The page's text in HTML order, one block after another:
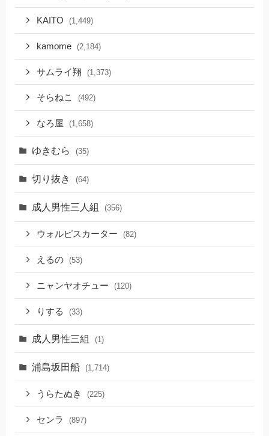
KAITO (1,449)
kamome (2,184)
サムライ翔 (1,373)
そらねこ (492)
なろ屋 (1,658)
ゆきむら (35)
切り抜き (64)
成人男性三人組 (356)
ウォルピスカーター (82)
えるの (53)
ニャンヤオチュー (120)
りする (33)
成人男性三組 (1)
浦島坂田船 (1,714)
うらたぬき (225)
センラ (897)